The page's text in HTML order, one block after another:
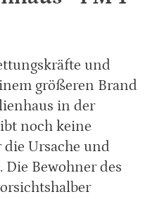
und
größeren Brand
in der
noch keine
Ursache und
Die Bewohner des